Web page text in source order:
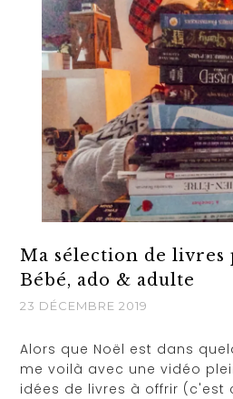
Ma sélection de livres
Bébé, ado & adulte
23 DÉCEMBRE 2019
Alors que Noël est dans
me voilà avec une vidéo
idées de livres à offrir (c'est